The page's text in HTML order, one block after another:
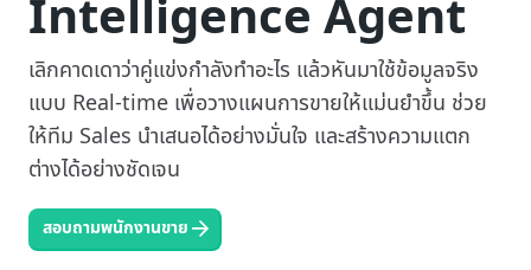
Intelligence Agent
เลิกคาดเดาว่าคู่แข่งกำลังทำอะไร แล้วหันมาใช้ข้อมูลจริง
แบบ Real-time เพื่อวางแผนการขายให้แม่นยำขึ้น ช่วย
ให้ทีม Sales นำเสนอได้อย่างมั่นใจ และสร้างความแตก
ต่างได้อย่างชัดเจน
สอบถามพนักงานขาย